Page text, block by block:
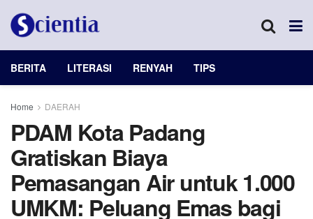
BERITA LITERASI RENYAH TIPS
Home DAERAH
PDAM Kota Padang
Gratiskan Biaya
Pemasangan Air untuk 1.000
UMKM: Peluang Emas bagi